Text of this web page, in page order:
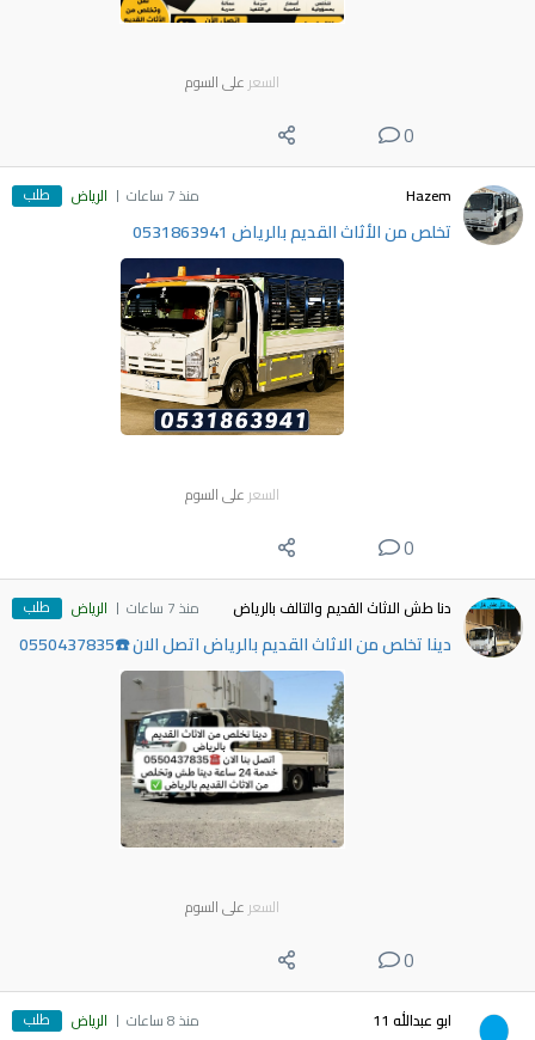
السعر على السوم
0
Hazem منذ 7 ساعات الرياض طلب
تخلص من الأثاث القديم بالرياض 0531863941
السعر على السوم
0
دنا طش الاثاث القديم والتالف بالرياض منذ 7 ساعات الرياض طلب
دينا تخلص من الاثاث القديم بالرياض اتصل الان ☎️0550437835
السعر على السوم
0
ابو عبدالله 11 منذ 8 ساعات الرياض طلب